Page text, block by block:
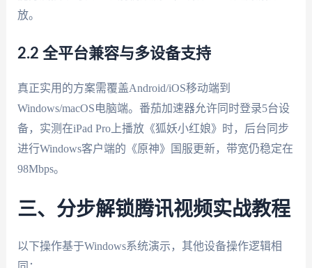
放。
2.2 全平台兼容与多设备支持
真正实用的方案需覆盖Android/iOS移动端到
Windows/macOS电脑端。番茄加速器允许同时登录5台设
备，实测在iPad Pro上播放《狐妖小红娘》时，后台同步
进行Windows客户端的《原神》国服更新，带宽仍稳定在
98Mbps。
三、分步解锁腾讯视频实战教程
以下操作基于Windows系统演示，其他设备操作逻辑相